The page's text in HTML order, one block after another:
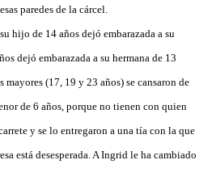
paredes de la cárcel.
hijo de 14 años dejó embarazada a su
dejó embarazada a su hermana de 13
mayores (17, 19 y 23 años) se cansaron de
de 6 años, porque no tienen con quien
y se lo entregaron a una tía con la que
está desesperada. A Ingrid le ha cambiado